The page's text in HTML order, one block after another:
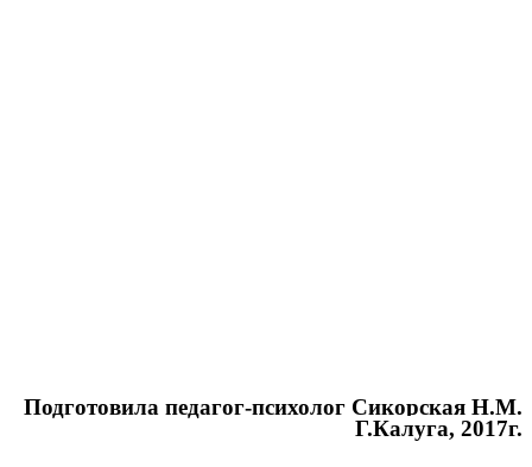
Подготовила педагог-психолог Сикорская Н.М.
Г.Калуга, 2017г.